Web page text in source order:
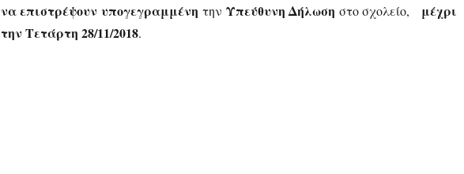
να επιστρέψουν υπογεγραμμένη την Υπεύθυνη Δήλωση στο σχολείο,
μέχρι
την Τετάρτη 28/11/2018.